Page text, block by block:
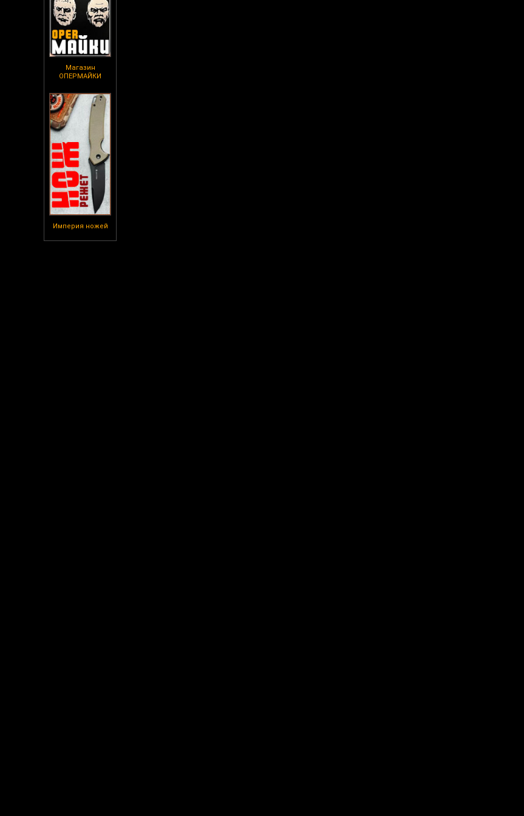
Магазин
ОПЕРМАЙКИ
Империя ножей